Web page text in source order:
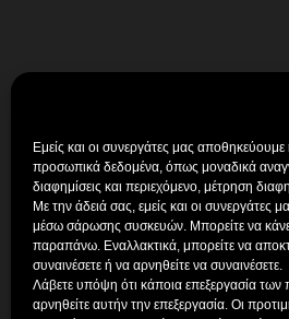
Εμείς και οι συνεργάτες μας
προσωπικά δεδομένα, όπως μοναδικά
διαφημίσεις και περιεχόμενο, μέτρηση
Με την άδειά σας, εμείς και οι συνεργάτες
μέσω σάρωσης συσκευών. Μπορείτε να
παραπάνω. Εναλλακτικά, μπορείτε να
συναινέσετε ή να αρνηθείτε να συναινέσετε.
Λάβετε υπόψη ότι κάποια επεξεργασία των
αρνηθείτε αυτήν την επεξεργασία. Οι